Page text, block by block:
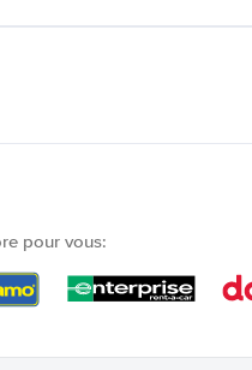
pour vous: